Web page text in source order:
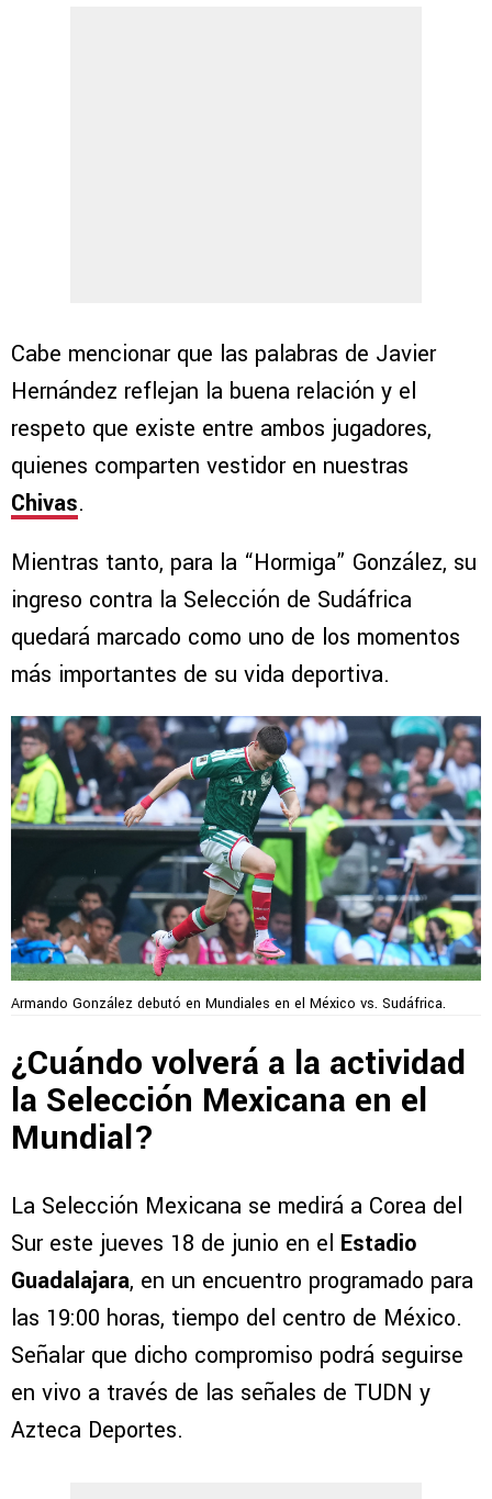
Cabe mencionar que las palabras de Javier
Hernández reflejan la buena relación y el
respeto que existe entre ambos jugadores,
quienes comparten vestidor en nuestras
Chivas.
Mientras tanto, para la “Hormiga” González, su
ingreso contra la Selección de Sudáfrica
quedará marcado como uno de los momentos
más importantes de su vida deportiva.
Armando González debutó en Mundiales en el México vs. Sudáfrica.
¿Cuándo volverá a la actividad
la Selección Mexicana en el
Mundial?
La Selección Mexicana se medirá a Corea del
Sur este jueves 18 de junio en el Estadio
Guadalajara, en un encuentro programado para
las 19:00 horas, tiempo del centro de México.
Señalar que dicho compromiso podrá seguirse
en vivo a través de las señales de TUDN y
Azteca Deportes.